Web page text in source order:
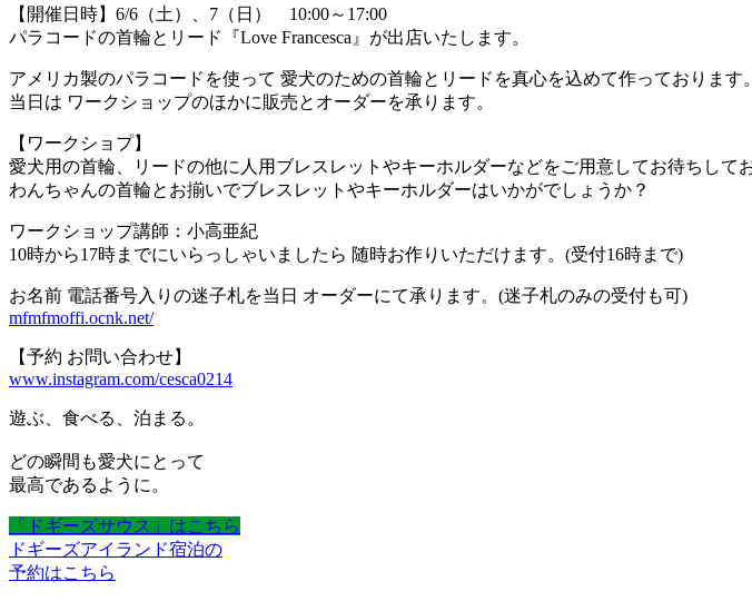
【開催日時】6/6（土）、7（日） 10:00～17:00
パラコードの首輪とリード『Love Francesca』が出店いたします。
アメリカ製のパラコードを使って 愛犬のための首輪とリードを真心を込めて作っております。
当日は ワークショップのほかに販売とオーダーを承ります。
【ワークショプ】
愛犬用の首輪、リードの他に人用ブレスレットやキーホルダーなどをご用意してお待ちして
わんちゃんの首輪とお揃いでブレスレットやキーホルダーはいかがでしょうか？
ワークショップ講師：小高亜紀
10時から17時までにいらっしゃいましたら 随時お作りいただけます。(受付16時まで)
お名前 電話番号入りの迷子札を当日 オーダーにて承ります。(迷子札のみの受付も可)
mfmfmoffi.ocnk.net/
【予約 お問い合わせ】
www.instagram.com/cesca0214
遊ぶ、食べる、泊まる。
どの瞬間も愛犬にとって
最高であるように。
「ドギーズサウス」はこちら
ドギーズアイランド宿泊の
予約はこちら